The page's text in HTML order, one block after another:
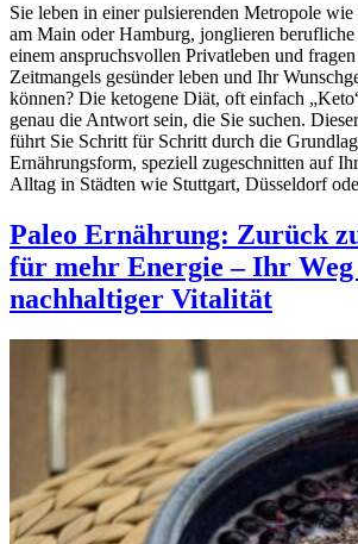
Sie leben in einer pulsierenden Metropole
am Main oder Hamburg, jonglieren
einem anspruchsvollen Privatleben und
Zeitmangels gesünder leben und Ihr
können? Die ketogene Diät, oft einfach
genau die Antwort sein, die Sie suchen.
führt Sie Schritt für Schritt durch die
Ernährungsform, speziell zugeschnitten auf
Alltag in Städten wie Stuttgart, Düsseldorf
Paleo Ernährung: Zurück
für mehr Energie – Ihr Weg
nachhaltiger Vitalität